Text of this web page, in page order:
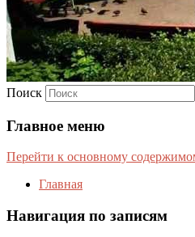
Поиск
Главное меню
Перейти к основному
Главная
Навигация по записям